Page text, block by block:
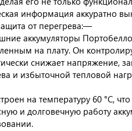
информация аккуратно
от перегрева:—
аккумуляторы
на плату. Он
снижает напряжение,
и избыточной тепловой
на температуру 60 °C,
и долговечную работу